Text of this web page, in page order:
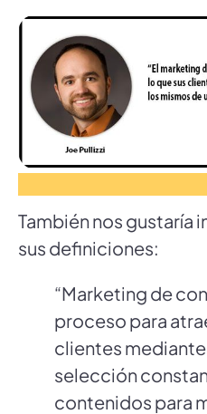
También nos gustaría
sus definiciones:
“Marketing de
proceso para
clientes
selección
contenidos para